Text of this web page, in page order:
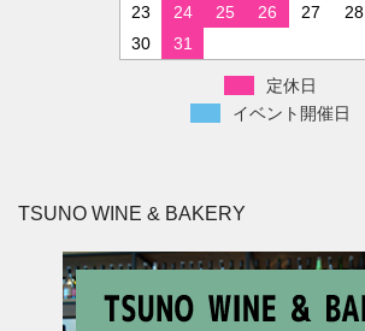
23
24 25 26 27 28
30
31
定休日
イベント開催日
TSUNO WINE & BAKERY